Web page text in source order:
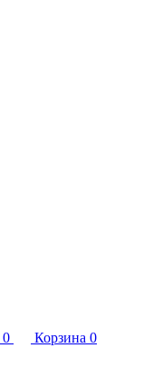
0 Корзина 0